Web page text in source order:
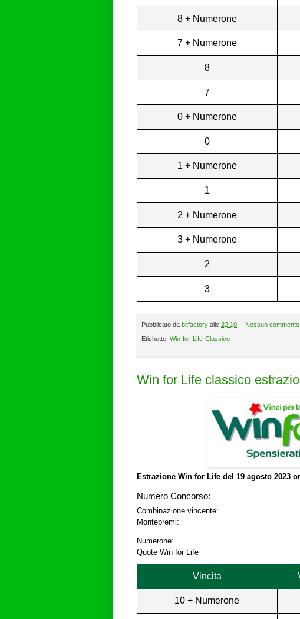
8 + Numerone
7 + Numerone
8
7
0 + Numerone
0
1 + Numerone
1
2 + Numerone
3 + Numerone
2
3
Pubblicato da bitfactory alle 22:10 Nessun commento:
Etichette: Win-for-Life-Classico
Win for Life classico
Estrazione Win for Life del 19 agosto 2023
Numero Concorso:
Combinazione vincente:
Montepremi:
Numerone:
Quote Win for Life
Vincita
10 + Numerone